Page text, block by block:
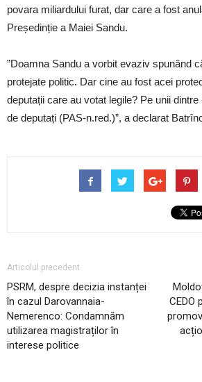
povara miliardului furat, dar care a fost
Președinție a Maiei Sandu.
”Doamna Sandu a vorbit evaziv spunând
protejate politic. Dar cine au fost acei
deputații care au votat legile? Pe unii
de deputați (PAS-n.red.)”, a declarat
Articolul precedent
PSRM, despre decizia instanței
în cazul Darovannaia-
Nemerenco: Condamnăm
utilizarea magistraților în
interese politice
CEDO